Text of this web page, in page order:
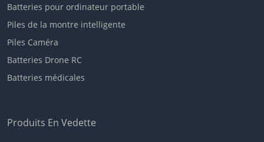
Batteries pour ordinateur portable
Piles de la montre intelligente
Piles Caméra
Batteries Drone RC
Batteries médicales
Produits En Vedette